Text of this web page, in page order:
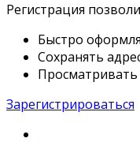
Регистрация
Быстро
Сохранять
Просматривать
Зарегистрироваться